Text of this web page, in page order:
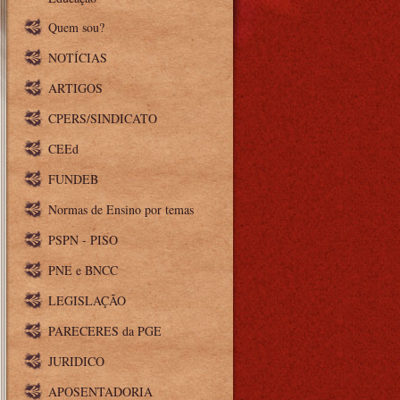
Quem sou?
NOTÍCIAS
ARTIGOS
CPERS/SINDICATO
CEEd
FUNDEB
Normas de Ensino por temas
PSPN - PISO
PNE e BNCC
LEGISLAÇÃO
PARECERES da PGE
JURIDICO
APOSENTADORIA